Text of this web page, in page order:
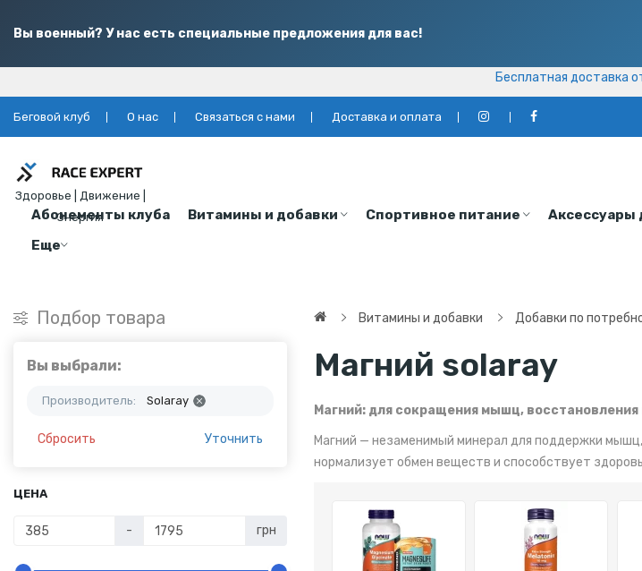
Вы военный? У нас есть специальные предложения для вас!
Бесплатная доставка
Бесплатная доставка
Беговой клуб О нас Связаться с нами Доставка и оплата
Здоровье | Движение |
Энергия
Абонементы клуба Витамины и добавки Спортивное питание Аксессуары
Еще
Подбор товара
Вы выбрали:
Производитель: Solaray
Сбросить Уточнить
ЦЕНА
- грн
Витамины и добавки Добавки по
Магний solaray
Магний: для сокращения мышц,
Магний — незаменимый минерал для поддержки
нормализует обмен веществ и способствует